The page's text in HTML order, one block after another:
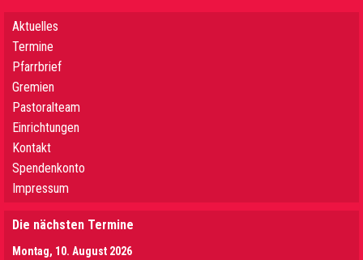
Aktuelles
Termine
Pfarrbrief
Gremien
Pastoralteam
Einrichtungen
Kontakt
Spendenkonto
Impressum
Die nächsten Termine
Montag, 10. August 2026